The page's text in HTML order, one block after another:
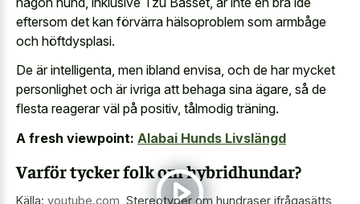
eftersom det kan förvärra hälsoproblem som armbåge
och höftdysplasi.
De är intelligenta, men ibland envisa, och de har mycket
personlighet och är ivriga att behaga sina ägare, så de
flesta reagerar väl på positiv, tålmodig träning.
A fresh viewpoint: Alabai Hunds Livslängd
Varför tycker folk om hybridhundar?
Källa: youtube.com, Stereotyper om hundraser ifrågasätts